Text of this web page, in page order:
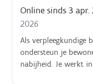
aanspreekpunt voor
ondersteunt en
dagelijkse werking;je
in functie van
Online sinds 3 apr.
2026
Als verpleegkundige
ondersteun je
nabijheid. Je werkt